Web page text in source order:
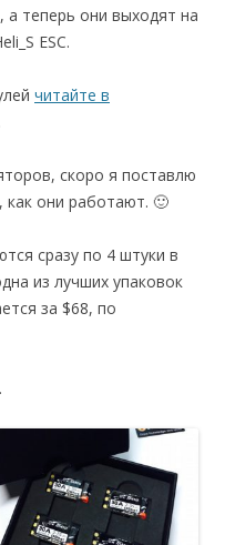
а теперь они выходят на
ESC.
читайте в
скоро я поставлю
они работают. 🙂
сразу по 4 штуки в
из лучших упаковок
за $68, по
.